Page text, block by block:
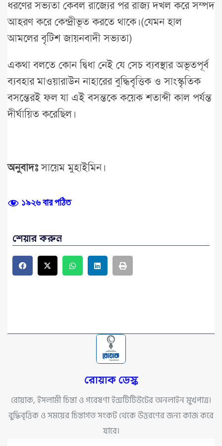
ধরণের সভ্যতা কেবল রাজ্যের পর রাজ্য দখল করে সম্পদ
আহরণ করে কেন্দ্রীভূত করতে থাকে।(যেমন হাল
আমলের বৃটিশ জায়নবাদী সভ্যতা)
একথা বলতে কোন দ্বিধা নেই যে সেচ ব্যবস্থার অভূতপূর্ব
ব্যবহার মাওয়ারাউন নাহারের বুদ্ধিবৃত্তিক ও সাংস্কৃতিক
বসন্তেরই ফল যা এই বসন্তকে কয়েক শতাব্দী কাল পর্যন্ত
দীর্ঘায়িত করেছিল।
অনুবাদঃসায়েম মুহাইমিন।
১৯২৬ বার পঠিত
শেয়ার করুন
রোয়াক ডেস্ক
রোয়াক, ইসলামী চিন্তা ও গবেষণা ইন্সটিটিউটের অনলাইন মুখপাত্র।
বুদ্ধিবৃত্তিক ও সময়ের চিন্তাগত সংকট থেকে উত্তরণের জন্য কাজ করে
যাবে।